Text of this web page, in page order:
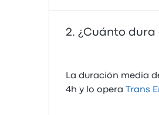
¿Cuánto dura
La duración media
4h y lo opera
Trans